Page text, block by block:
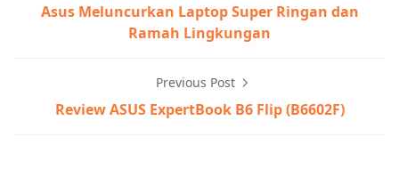
Asus Meluncurkan Laptop Super Ringan dan
Ramah Lingkungan
Previous Post
Review ASUS ExpertBook B6 Flip (B6602F)